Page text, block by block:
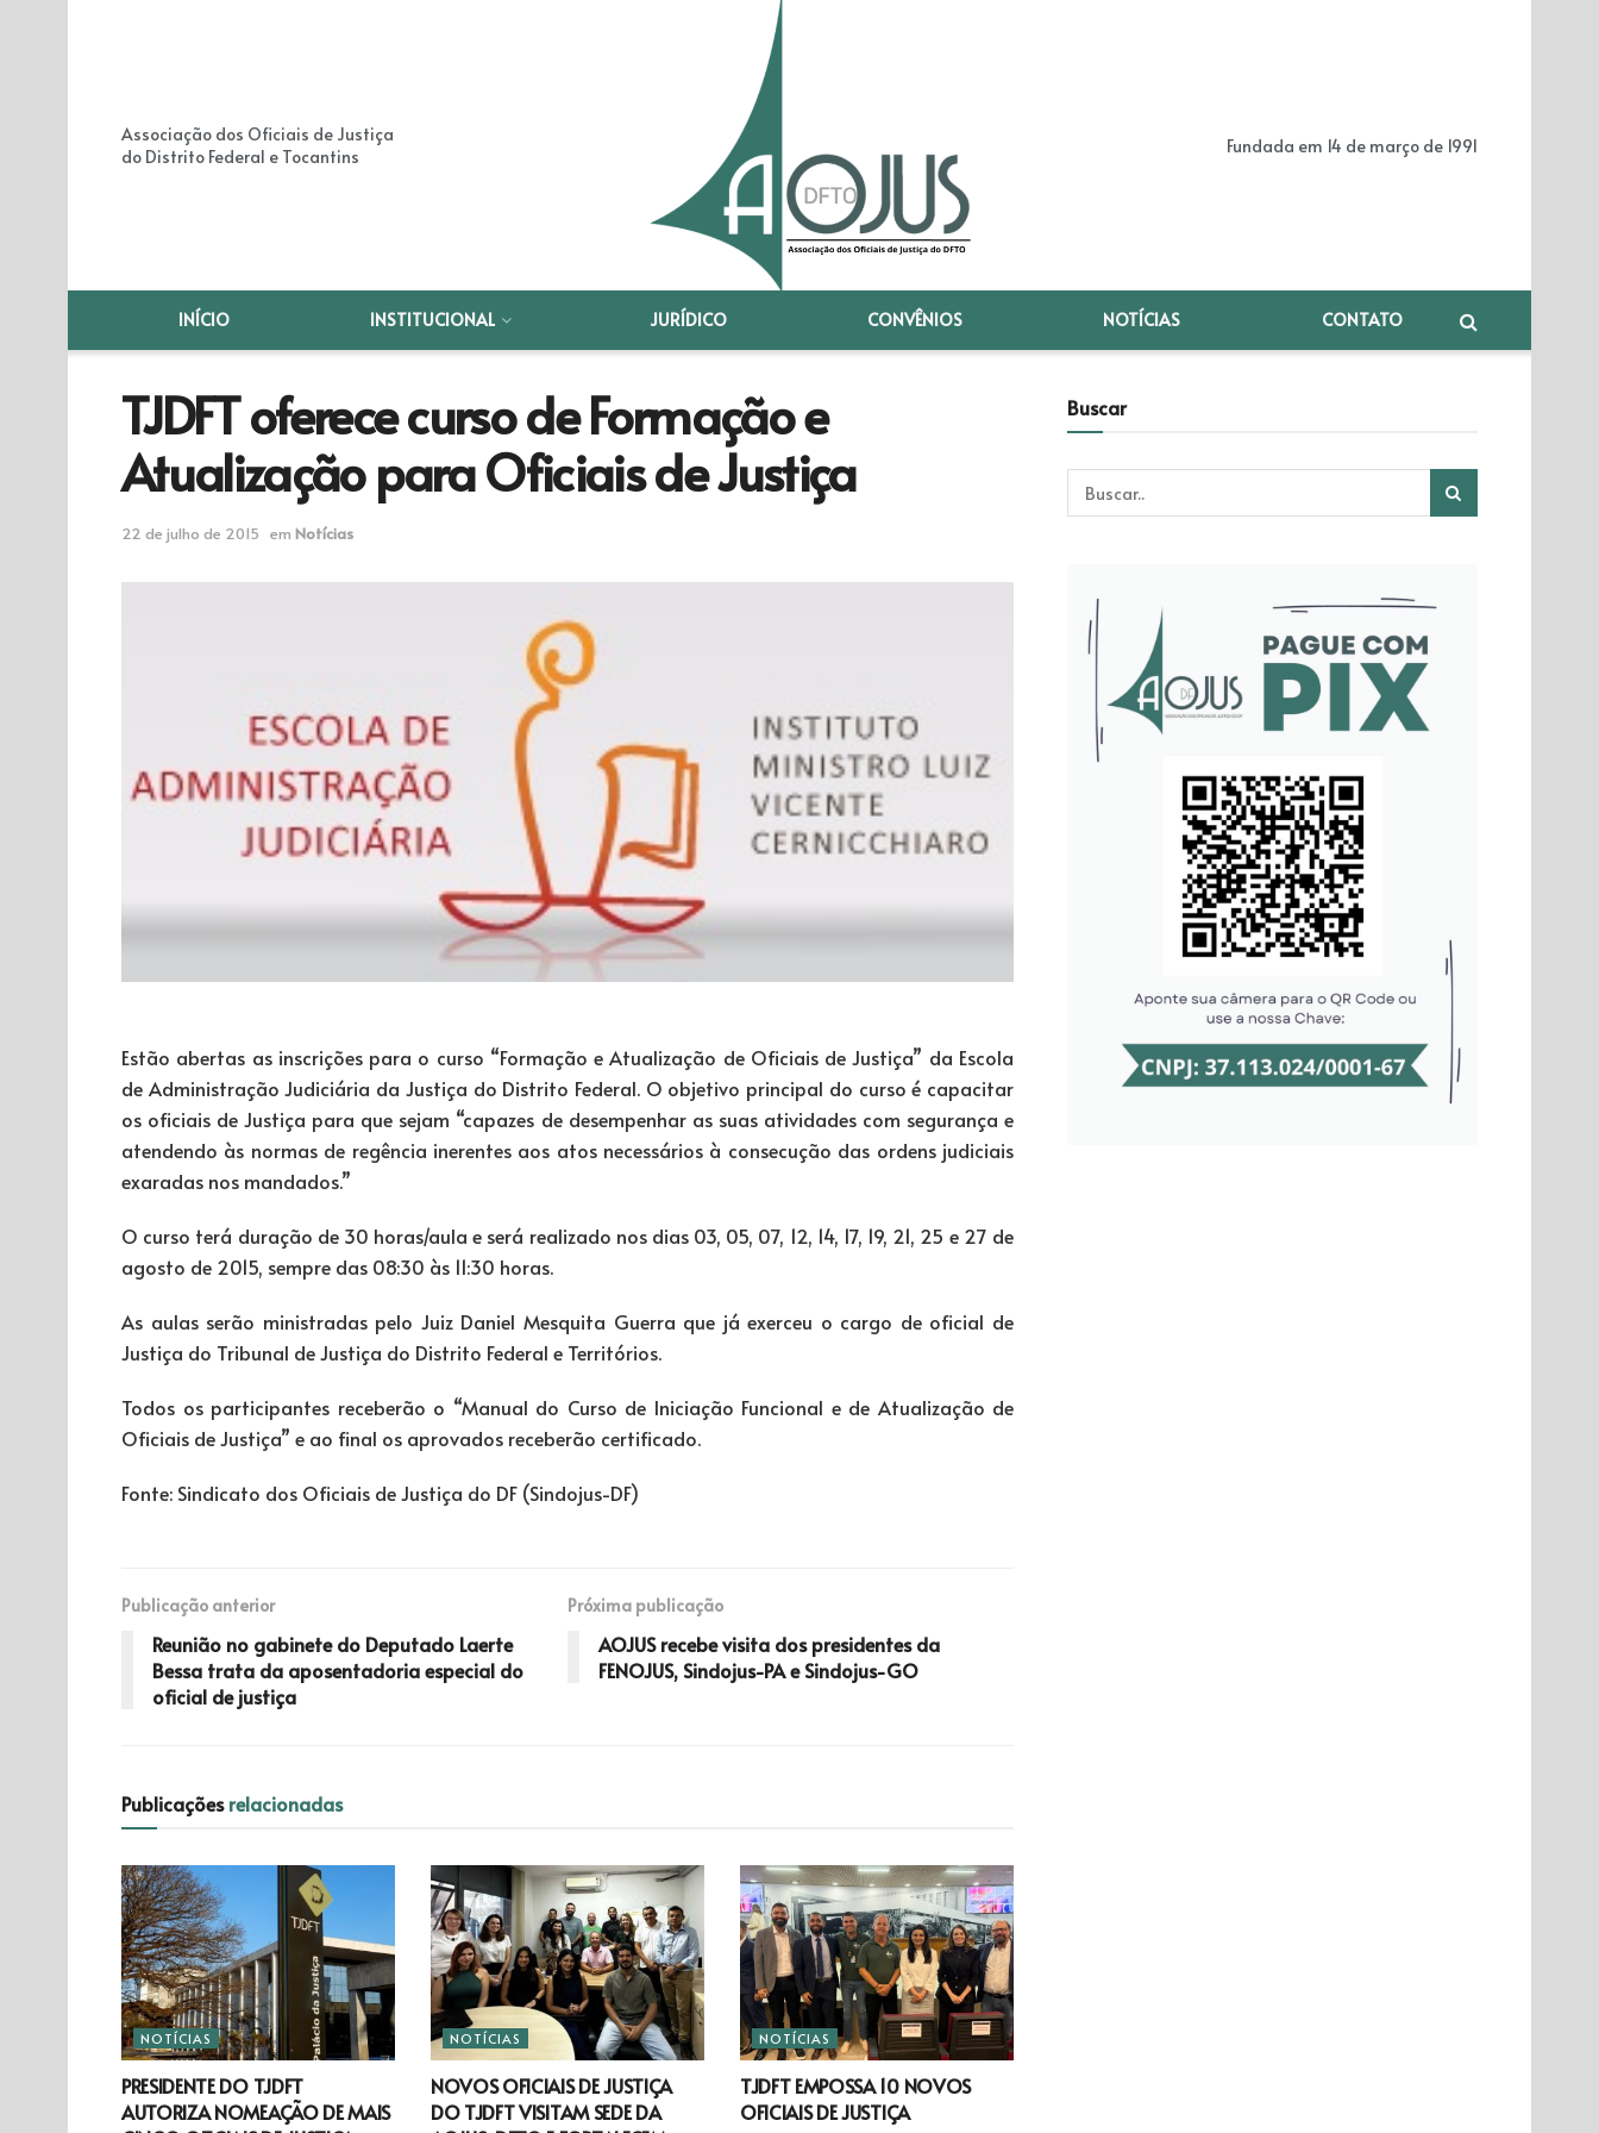
Associação dos Oficiais de Justiça
do Distrito Federal e Tocantins
Fundada em 14 de março de 1991
INÍCIO INSTITUCIONAL JURÍDICO CONVÊNIOS NOTÍCIAS CONTATO
TJDFT oferece curso de Formação e
Atualização para Oficiais de Justiça
22 de julho de 2015 em Notícias
Estão abertas as inscrições para o curso “Formação e Atualização de Oficiais de Justiça” da Escola
de Administração Judiciária da Justiça do Distrito Federal. O objetivo principal do curso é capacitar
os oficiais de Justiça para que sejam “capazes de desempenhar as suas atividades com segurança e
atendendo às normas de regência inerentes aos atos necessários à consecução das ordens judiciais
exaradas nos mandados.”
O curso terá duração de 30 horas/aula e será realizado nos dias 03, 05, 07, 12, 14, 17, 19, 21, 25 e 27 de
agosto de 2015, sempre das 08:30 às 11:30 horas.
As aulas serão ministradas pelo Juiz Daniel Mesquita Guerra que já exerceu o cargo de oficial de
Justiça do Tribunal de Justiça do Distrito Federal e Territórios.
Todos os participantes receberão o “Manual do Curso de Iniciação Funcional e de Atualização de
Oficiais de Justiça” e ao final os aprovados receberão certificado.
Fonte: Sindicato dos Oficiais de Justiça do DF (Sindojus-DF)
Publicação anterior
Reunião no gabinete do Deputado Laerte
Bessa trata da aposentadoria especial do
oficial de justiça
Próxima publicação
AOJUS recebe visita dos presidentes da
FENOJUS, Sindojus-PA e Sindojus-GO
Publicaçõesrelacionadas
NOTÍCIAS
PRESIDENTE DO TJDFT
AUTORIZA NOMEAÇÃO DE MAIS
NOTÍCIAS
NOVOS OFICIAIS DE JUSTIÇA
DO TJDFT VISITAM SEDE DA
NOTÍCIAS
TJDFT EMPOSSA 10 NOVOS
OFICIAIS DE JUSTIÇA
Buscar